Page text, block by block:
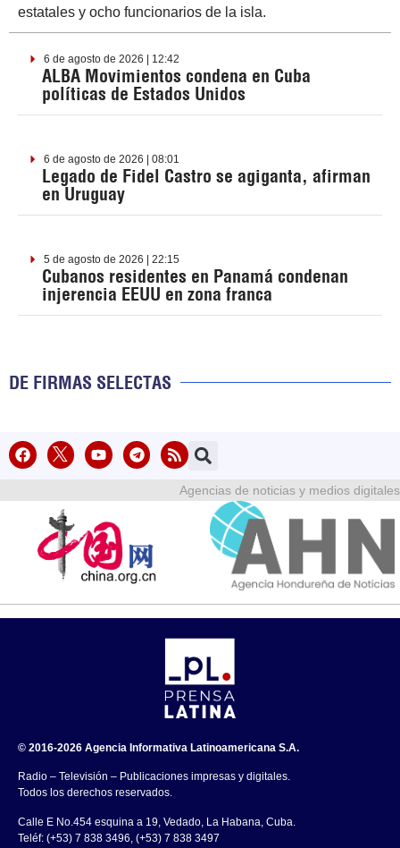
estatales y ocho funcionarios de la isla.
6 de agosto de 2026 | 12:42
ALBA Movimientos condena en Cuba
políticas de Estados Unidos
6 de agosto de 2026 | 08:01
Legado de Fidel Castro se agiganta, afirman
en Uruguay
5 de agosto de 2026 | 22:15
Cubanos residentes en Panamá condenan
injerencia EEUU en zona franca
DE FIRMAS SELECTAS
Agencias de noticias y medios digitales
© 2016-2026 Agencia Informativa Latinoamericana S.A.
Radio – Televisión – Publicaciones impresas y digitales.
Todos los derechos reservados.
Calle E No.454 esquina a 19, Vedado, La Habana, Cuba.
Teléf: (+53) 7 838 3496, (+53) 7 838 3497